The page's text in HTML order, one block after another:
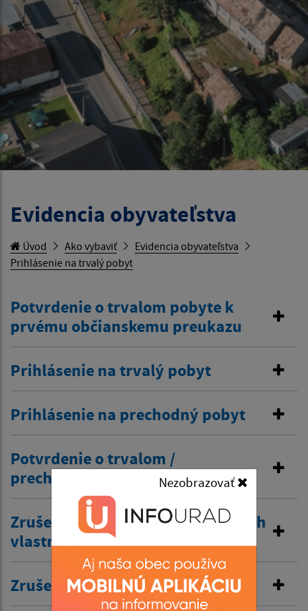
Nezobrazovať
Evidencia obyvateľstva
Úvod Ako vybaviť
Evidencia obyvateľstva
Prihlásenie na trvalý pobyt
Potvrdenie o trvalom pobyte k
prvému občianskemu preukazu
Prihlásenie na trvalý pobyt
Prihlásenie na prechodný pobyt
Potvrdenie o trvalom /
prechodnom pobyte
Zrušenie trvalého pobytu na návrh
vlastníka budovy
Zrušenie prechodného pobytu